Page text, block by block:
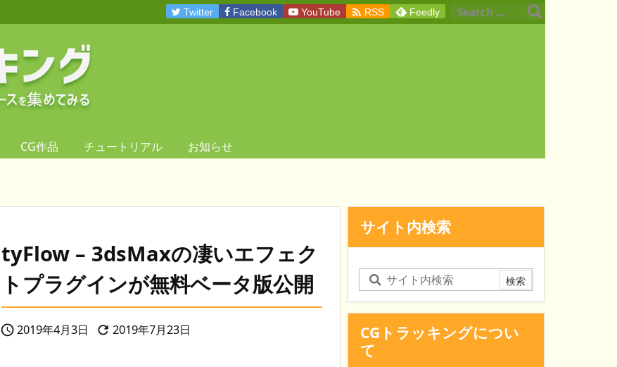
CG作品 チュートリアル お知らせ
Twitter Facebook YouTube  RSS Feedly
tyFlow – 3dsMaxの凄いエフェク
トプラグインが無料ベータ版公開
2019年4月3日  2019年7月23日
サイト内検索
CGトラッキングについ
て